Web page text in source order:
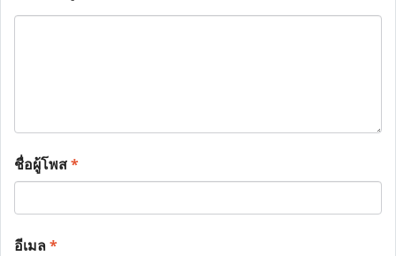
ชื่อผู้โพส*
อีเมล*